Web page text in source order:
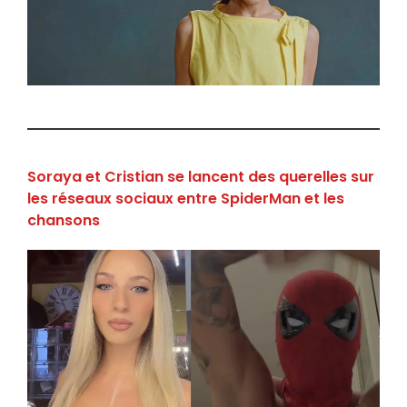
Soraya et Cristian se lancent des querelles sur
les réseaux sociaux entre SpiderMan et les
chansons